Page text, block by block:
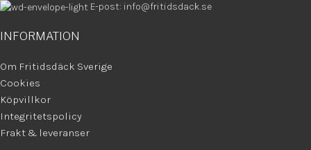
E-post: info@fritidsdack.se
INFORMATION
Om Fritidsdäck Sverige
Cookies
Köpvillkor
Integritetspolicy
Frakt & leveranser